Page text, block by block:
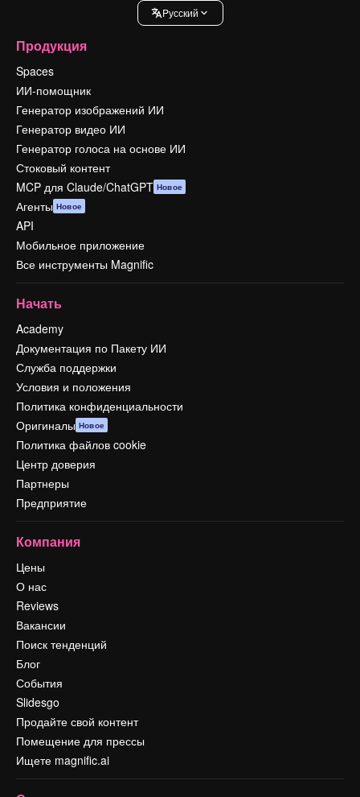
Pусский
Продукция
Spaces
ИИ-помощник
Генератор изображений ИИ
Генератор видео ИИ
Генератор голоса на основе ИИ
Стоковый контент
MCP для Claude/ChatGPT Новое
Агенты Новое
API
Мобильное приложение
Все инструменты Magnific
Начать
Academy
Документация по Пакету ИИ
Служба поддержки
Условия и положения
Политика конфиденциальности
Оригиналы Новое
Политика файлов cookie
Центр доверия
Партнеры
Предприятие
Компания
Цены
О нас
Reviews
Вакансии
Поиск тенденций
Блог
События
Slidesgo
Продайте свой контент
Помещение для прессы
Ищете magnific.ai